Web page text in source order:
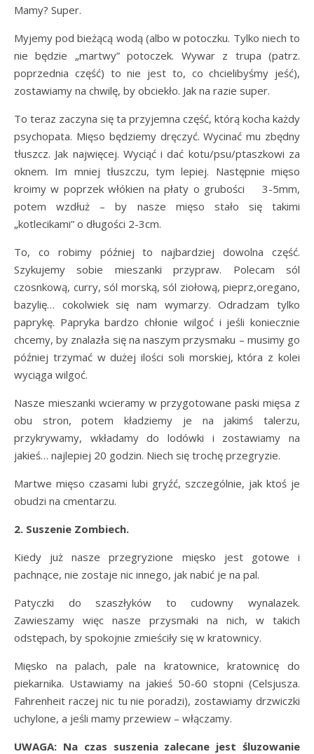
Mamy? Super.
Myjemy pod bieżącą wodą (albo w potoczku. Tylko niech to
nie będzie „martwy” potoczek. Wywar z trupa (patrz.
poprzednia część) to nie jest to, co chcielibyśmy jeść),
zostawiamy na chwilę, by obciekło. Jak na razie super.
To teraz zaczyna się ta przyjemna część, którą kocha każdy
psychopata. Mięso będziemy dręczyć. Wycinać mu zbędny
tłuszcz. Jak najwięcej. Wyciąć i dać kotu/psu/ptaszkowi za
oknem. Im mniej tłuszczu, tym lepiej. Następnie mięso
kroimy w poprzek włókien na płaty o grubości 3-5mm,
potem wzdłuż – by nasze mięso stało się takimi
„kotlecikami” o długości 2-3cm.
To, co robimy później to najbardziej dowolna część.
Szykujemy sobie mieszanki przypraw. Polecam sól
czosnkową, curry, sól morską, sól ziołową, pieprz,oregano,
bazylię… cokolwiek się nam wymarzy. Odradzam tylko
paprykę. Papryka bardzo chłonie wilgoć i jeśli koniecznie
chcemy, by znalazła się na naszym przysmaku – musimy go
później trzymać w dużej ilości soli morskiej, która z kolei
wyciąga wilgoć.
Nasze mieszanki wcieramy w przygotowane paski mięsa z
obu stron, potem kładziemy je na jakimś talerzu,
przykrywamy, wkładamy do lodówki i zostawiamy na
jakieś… najlepiej 20 godzin. Niech się trochę przegryzie.
Martwe mięso czasami lubi gryźć, szczególnie, jak ktoś je
obudzi na cmentarzu.
2. Suszenie Zombiech.
Kiedy już nasze przegryzione mięsko jest gotowe i
pachnące, nie zostaje nic innego, jak nabić je na pal.
Patyczki do szaszłyków to cudowny wynalazek.
Zawieszamy więc nasze przysmaki na nich, w takich
odstępach, by spokojnie zmieściły się w kratownicy.
Mięsko na palach, pale na kratownice, kratownicę do
piekarnika. Ustawiamy na jakieś 50-60 stopni (Celsjusza.
Fahrenheit raczej nic tu nie poradzi), zostawiamy drzwiczki
uchylone, a jeśli mamy przewiew – włączamy.
UWAGA: Na czas suszenia zalecane jest śluzowanie